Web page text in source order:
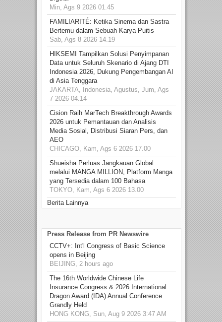
Min, Ags 9 2026 01.45
FAMILIARITÉ: Ketika Sinema dan Sastra
Bertemu dalam Sebuah Karya Puitis
Sab, Ags 8 2026 14.19
HIKSEMI Tampilkan Solusi Penyimpanan
Data untuk Seluruh Skenario di Ajang DTI
Indonesia 2026, Dukung Pengembangan AI
di Asia Tenggara
JAKARTA, Indonesia, Agustus, Jum, Ags
7 2026 04.14
Cision Raih MarTech Breakthrough Awards
2026 untuk Pemantauan dan Analisis
Media Sosial, Distribusi Siaran Pers, dan
AEO
CHICAGO, Kam, Ags 6 2026 17.00
Shueisha Perluas Jangkauan Global
melalui MANGA MILLION, Platform Manga
yang Tersedia dalam 100 Bahasa
TOKYO, Kam, Ags 6 2026 13.00
Berita Lainnya
Press Release from PR Newswire
CCTV+: Int'l Congress of Basic Science
opens in Beijing
BEIJING, 2 hours ago
The 16th Worldwide Chinese Life
Insurance Congress & 2026 International
Dragon Award (IDA) Annual Conference
Grandly Held
HONG KONG, Sun, Aug 9 2026 3:47 AM